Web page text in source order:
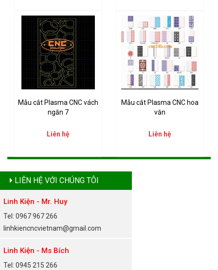
Mẫu cắt Plasma CNC vách
ngăn 7
Liên hệ
Mẫu cắt Plasma CNC hoa
văn
Liên hệ
LIÊN HỆ VỚI CHÚNG TÔI
Linh Kiện - Mr. Huy
Tel: 0967 967 266
linhkiencncvietnam@gmail.com
Linh Kiện - Ms Bích
Tel: 0945 215 266